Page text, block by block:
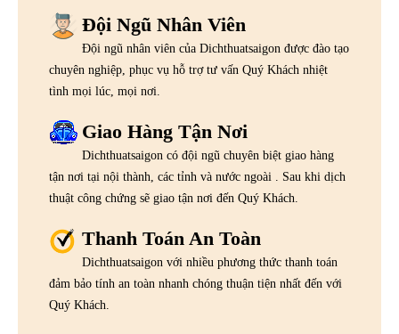
Đội Ngũ Nhân Viên
Đội ngũ nhân viên của Dichthuatsaigon được đào tạo
chuyên nghiệp, phục vụ hỗ trợ tư vấn Quý Khách nhiệt
tình mọi lúc, mọi nơi.
Giao Hàng Tận Nơi
Dichthuatsaigon có đội ngũ chuyên biệt giao hàng
tận nơi tại nội thành, các tỉnh và nước ngoài . Sau khi dịch
thuật công chứng sẽ giao tận nơi đến Quý Khách.
Thanh Toán An Toàn
Dichthuatsaigon với nhiều phương thức thanh toán
đảm bảo tính an toàn nhanh chóng thuận tiện nhất đến với
Quý Khách.